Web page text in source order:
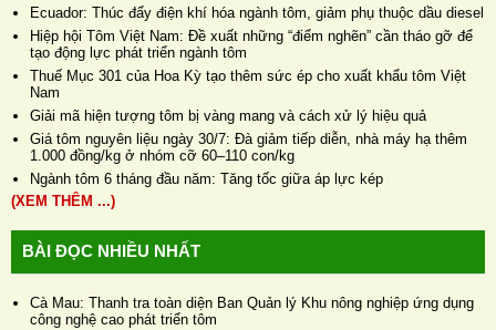
Ecuador: Thúc đẩy điện khí hóa ngành tôm, giảm phụ thuộc dầu diesel
Hiệp hội Tôm Việt Nam: Đề xuất những “điểm nghẽn” cần tháo gỡ để
tạo động lực phát triển ngành tôm
Thuế Mục 301 của Hoa Kỳ tạo thêm sức ép cho xuất khẩu tôm Việt
Nam
Giải mã hiện tượng tôm bị vàng mang và cách xử lý hiệu quả
Giá tôm nguyên liệu ngày 30/7: Đà giảm tiếp diễn, nhà máy hạ thêm
1.000 đồng/kg ở nhóm cỡ 60–110 con/kg
Ngành tôm 6 tháng đầu năm: Tăng tốc giữa áp lực kép
(XEM THÊM ...)
BÀI ĐỌC NHIỀU NHẤT
Cà Mau: Thanh tra toàn diện Ban Quản lý Khu nông nghiệp ứng dụng
công nghệ cao phát triển tôm